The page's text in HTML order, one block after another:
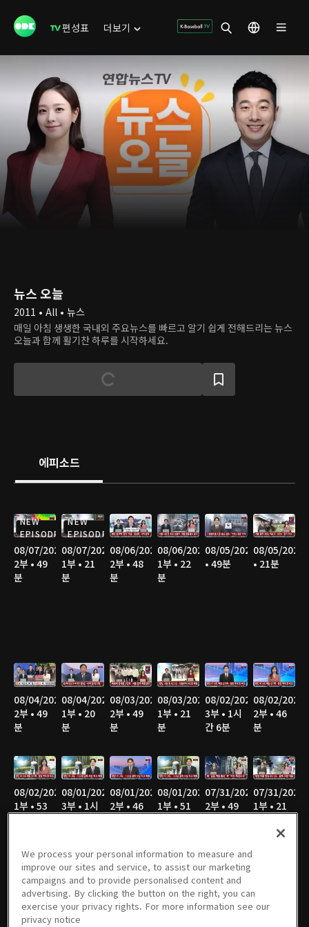
편성표 더보기
뉴스 오늘
2011 • All • 뉴스
매일 아침 생생한 국내외 주요뉴스를 빠르고 알기 쉽게 전해드리는 뉴스
오늘과 함께 활기찬 하루를 시작하세요.
에피소드
NEW
EPISODE
08/07/2026
2부 • 49
분
NEW
EPISODE
08/07/2026
1부 • 21
분
08/06/2026
2부 • 48
분
08/06/2026
1부 • 22
분
08/05/2026
• 49분
08/05/2026
• 21분
08/04/2026
2부 • 49
분
08/04/2026
1부 • 20
분
08/03/2026
2부 • 49
분
08/03/2026
1부 • 21
분
08/02/2026
3부 • 1시
간 6분
08/02/2026
2부 • 46
분
08/02/2026
1부 • 53
08/01/2026
3부 • 1시
08/01/2026
2부 • 46
08/01/2026
1부 • 51
07/31/2026
2부 • 49
07/31/2026
1부 • 21
07/30/2026
2부 • 49
분
07/30/2026
1부 • 21
분
07/29/2026
2부 • 49
분
07/29/2026
1부 • 21
분
07/28/2026
2부 • 50
분
1부 • 21
분
We process your personal information to measure and
improve our sites and service, to assist our marketing
campaigns and to provide personalised content and
advertising. By clicking the button on the right, you can
exercise your privacy rights. For more information see our
privacy notice